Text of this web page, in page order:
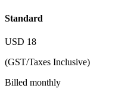
Standard
USD 18
(GST/Taxes Inclusive)
Billed monthly